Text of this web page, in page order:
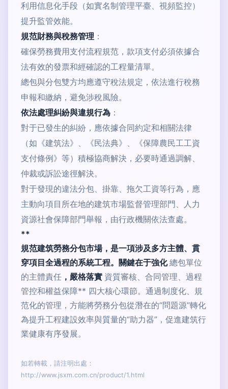
利用信息化手段（如實名制管理平臺、視頻監控）
提升監管效能。
規范財務與稅務管理 ：
確保勞務費用支付流程規范，款項支付必須依據合
法有效的發票和經確認的工程量清單。
總包與分包雙方均應遵守稅法規定，依法進行稅務
申報和繳納，避免涉稅風險。
依法處理糾紛與違規行為 ：
對于已發生的糾紛，應依據合同約定和相關法律
（如《建筑法》、《民法典》、《保障農民工工資
支付條例》等）積極協商解決，必要時通過調解、
仲裁或訴訟途徑解決。
對于發現的違法分包、掛靠、拖欠工資等行為，應
主動向項目所在地的建筑市場監督管理部門、人力
資源社會保障部門舉報，由行政機關依法查處。
**
規范建筑勞務分包市場，是一項涉及多方主體、貫
穿項目全過程的系統工程。關鍵在于強化總包單位
的主體責任 ，嚴格落實 資質審核、合同管理、過程
管控和權益保障** 四大核心環節。通過制度化、規
范化的管理，方能將勞務分包從潛在的“問題源”轉化
為提升工程建設效率與質量的“助力器”，促進建筑行
業健康有序發展。
如若轉載，請注明出處：
http://www.jsxm.com.cn/product/1.html